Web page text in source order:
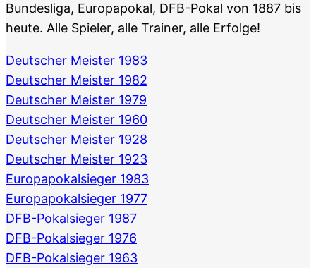
Bundesliga, Europapokal, DFB-Pokal von 1887 bis
heute. Alle Spieler, alle Trainer, alle Erfolge!
Deutscher Meister 1983
Deutscher Meister 1982
Deutscher Meister 1979
Deutscher Meister 1960
Deutscher Meister 1928
Deutscher Meister 1923
Europapokalsieger 1983
Europapokalsieger 1977
DFB-Pokalsieger 1987
DFB-Pokalsieger 1976
DFB-Pokalsieger 1963